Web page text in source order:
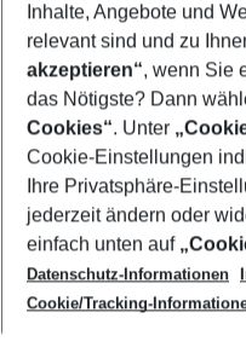
Footer
Footer navigation
Über uns
AGB
Cookie-Einstellungen
Cookie-Richtlinie
Datenschutz
Service & Hilfe
Barrierefreies Reisen
Check-in
Folgen Sie uns
Inhalte, Angebote und
relevant sind und zu
akzeptieren“, wenn Sie
das Nötigste? Dann
Cookies“. Unter
Cookie-Einstellungen
Ihre Privatsphäre-
jederzeit ändern oder
einfach unten auf
Datenschutz-Informationen
Cookie/Tracking-